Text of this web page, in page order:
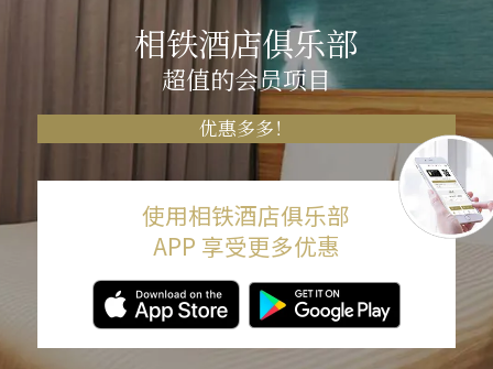
相铁酒店俱乐部
超值的会员项目
优惠多多！
使用相铁酒店俱乐部
APP 享受更多优惠